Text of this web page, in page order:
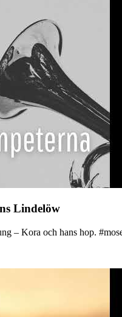
Lindelöw
– Kora och hans hop.